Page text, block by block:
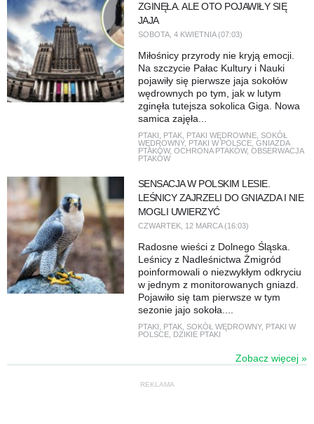
ZGINĘŁA. ALE OTO POJAWIŁY SIĘ
JAJA
SOBOTA, 4 KWIETNIA (07:03)
Miłośnicy przyrody nie kryją emocji.
Na szczycie Pałac Kultury i Nauki
pojawiły się pierwsze jaja sokołów
wędrownych po tym, jak w lutym
zginęła tutejsza sokolica Giga. Nowa
samica zajęła...
PTAKI PTAK, PTAKI WĘDROWNE, SOKÓŁ
WĘDROWNY, PTAKI W POLSCE, GNIAZDA
PTAKÓW, OCHRONA PTAKÓW, OBSERWACJA
PTAKÓW
SENSACJA W POLSKIM LESIE.
LEŚNICY ZAJRZELI DO GNIAZDA I NIE
MOGLI UWIERZYĆ
CZWARTEK, 12 MARCA (16:03)
Radosne wieści z Dolnego Śląska.
Leśnicy z Nadleśnictwa Żmigród
poinformowali o niezwykłym odkryciu
w jednym z monitorowanych gniazd.
Pojawiło się tam pierwsze w tym
sezonie jajo sokoła....
PTAKI PTAK, SOKÓŁ WĘDROWNY, PTAKI W
POLSCE, DZIKIE PTAKI
Zobacz więcej »
REKLAMA